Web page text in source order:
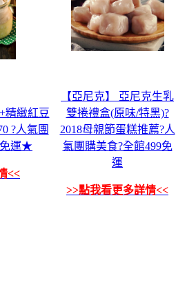
精緻紅豆
?人氣團
運★
<<
【亞尼克】 亞尼克生乳
雙捲禮盒(原味/特黑)?
2018母親節蛋糕推薦?人
氣團購美食?全館499免
運
>>點我看更多詳情<<